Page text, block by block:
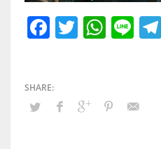
Facebook
Twitter